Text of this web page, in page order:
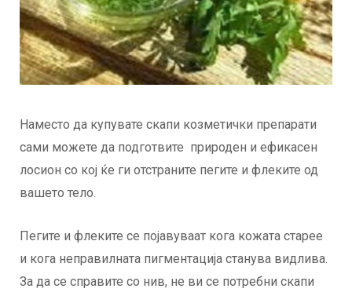
Наместо да купувате скапи козметички препарати
сами можете да подготвите природен и ефикасен
лосион со кој ќе ги отстраните пегите и флеките од
вашето тело.
Пегите и флеките се појавуваат кога кожата старее
и кога неправилната пигментација станува видлива.
За да се справите со нив, не ви се потребни скапи